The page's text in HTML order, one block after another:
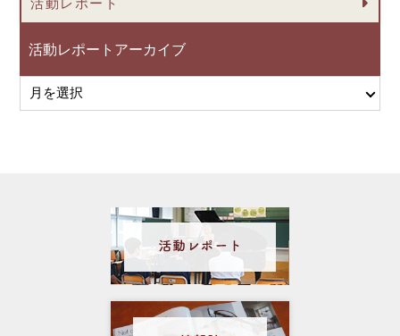
活動レポートアーカイブ